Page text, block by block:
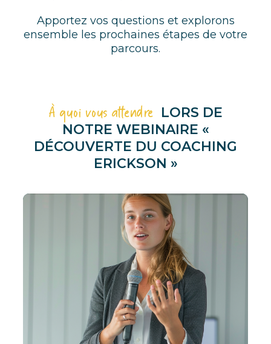
Apportez vos questions et explorons
ensemble les prochaines étapes de votre
parcours.
À quoi vous attendre LORS DE
NOTRE WEBINAIRE «
DÉCOUVERTE DU COACHING
ERICKSON »